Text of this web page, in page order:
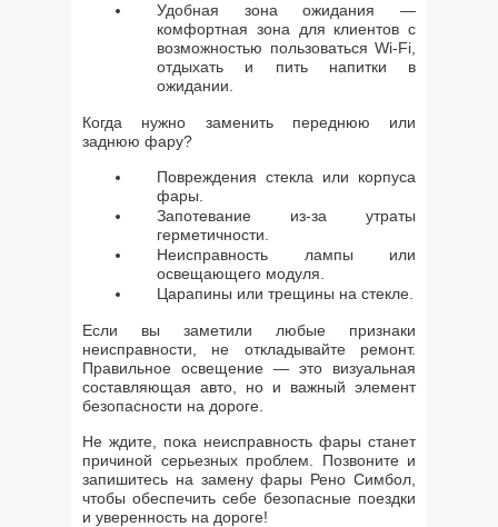
Удобная зона ожидания —
комфортная зона для клиентов с
возможностью пользоваться Wi-Fi,
отдыхать и пить напитки в
ожидании.
Когда нужно заменить переднюю или
заднюю фару?
Повреждения стекла или корпуса
фары.
Запотевание из-за утраты
герметичности.
Неисправность лампы или
освещающего модуля.
Царапины или трещины на стекле.
Если вы заметили любые признаки
неисправности, не откладывайте ремонт.
Правильное освещение — это визуальная
составляющая авто, но и важный элемент
безопасности на дороге.
Не ждите, пока неисправность фары станет
причиной серьезных проблем. Позвоните и
запишитесь на замену фары Рено Симбол,
чтобы обеспечить себе безопасные поездки
и уверенность на дороге!